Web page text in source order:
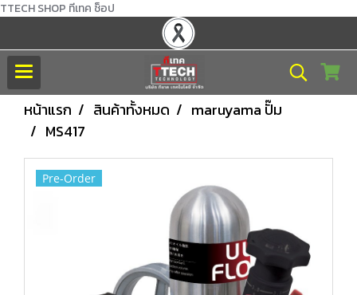
TTECH SHOP ทีเทค ช็อป
หน้าแรก สินค้าทั้งหมด
maruyama ปั๊ม
MS417
Pre-Order